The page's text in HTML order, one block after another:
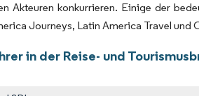
Akteuren konkurrieren. Einige der
Journeys, Latin America Travel und
in der Reise- und